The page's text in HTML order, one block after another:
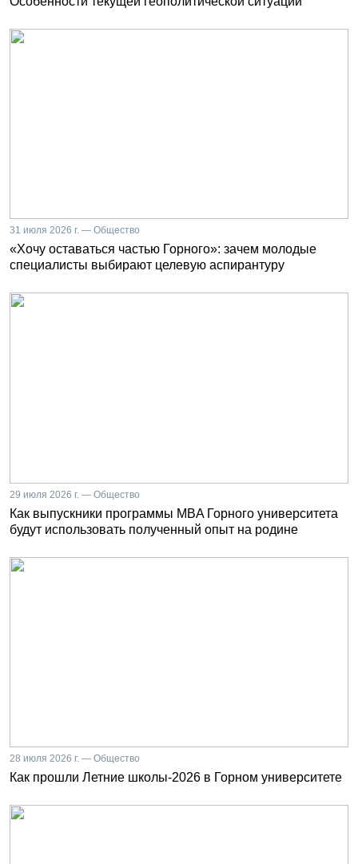
31 июля 2026 г. — Общество
«Хочу оставаться частью Горного»: зачем молодые
специалисты выбирают целевую аспирантуру
29 июля 2026 г. — Общество
Как выпускники программы MBA Горного университета
будут использовать полученный опыт на родине
28 июля 2026 г. — Общество
Как прошли Летние школы-2026 в Горном университете